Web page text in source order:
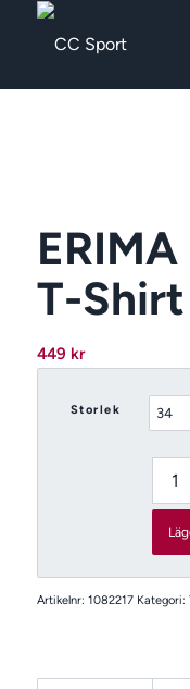
T-Shirt
449 kr
Storlek
Artikelnr: 1082217 Kategori: